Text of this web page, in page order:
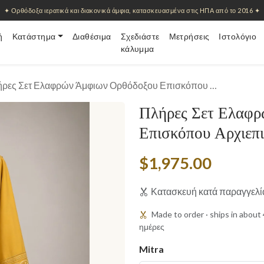
✦ Ορθόδοξα ιερατικά και διακονικά άμφια, κατασκευασμένα στις ΗΠΑ από το 2016 ✦
Κατάστημα Διαθέσιμα
Σχεδιάστε
κάλυμμα
Μετρήσεις Ιστολόγιο
Σετ Ελαφρών Άμφιων Ορθόδοξου Επισκόπου …
Πλήρες Σετ
Επισκόπου
$1,975.00
Κατασκευή κατά
Made to order · ships in about
ημέρες
Mitra